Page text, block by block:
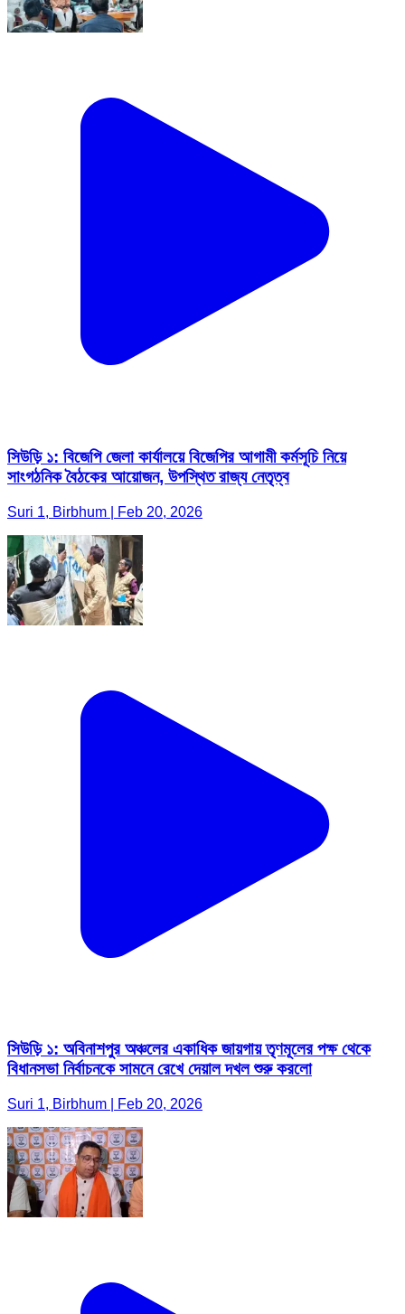
সিউড়ি ১: বিজেপি জেলা কার্যালয়ে বিজেপির আগামী কর্মসূচি নিয়ে
সাংগঠনিক বৈঠকের আয়োজন, উপস্থিত রাজ্য নেতৃত্ব
Suri 1, Birbhum | Feb 20, 2026
সিউড়ি ১: অবিনাশপুর অঞ্চলের একাধিক জায়গায় তৃণমূলের পক্ষ থেকে
বিধানসভা নির্বাচনকে সামনে রেখে দেয়াল দখল শুরু করলো
Suri 1, Birbhum | Feb 20, 2026